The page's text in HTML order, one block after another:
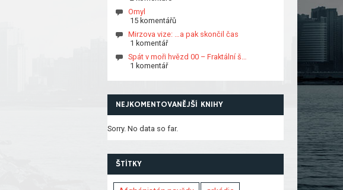
Omyl
15 komentářů
Mirzova vize: …a pak skončil čas
1 komentář
Spát v moři hvězd 00 – Fraktální š…
1 komentář
NEJKOMENTOVANĚJŠÍ KNIHY
Sorry. No data so far.
ŠTÍTKY